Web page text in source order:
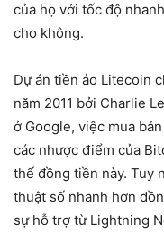
của họ với tốc độ
cho không.
Dự án tiền ảo Litecoin
năm 2011 bởi Charlie
ở Google, việc mua
các nhược điểm của
thế đồng tiền này. Tuy
thuật số nhanh hơn
sự hỗ trợ từ Lightning